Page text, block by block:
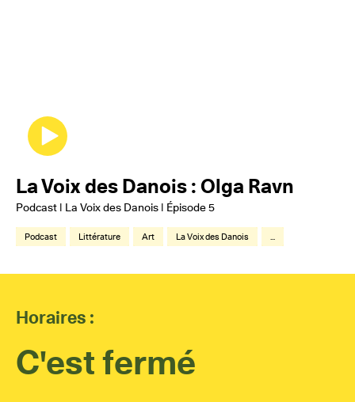
La Voix des Danois : Olga Ravn
Podcast | La Voix des Danois | Épisode 5
Podcast Littérature Art La Voix des Danois ...
Horaires :
C'est fermé